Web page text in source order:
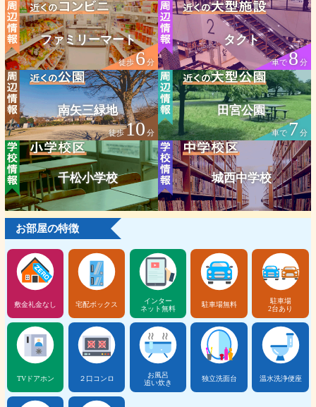
ファミリーマート
徒歩6分
タクト
車で8分
南矢三緑地
徒歩10 分
田宮公園
車で7分
千松小学校 城西中学校
お部屋の特徴
敷金礼金なし 宅配ボックス
インター
ネット無料
駐車場無料
駐車場
2台あり
TVドアホン ２口コンロ
お風呂
追い炊き
独立洗面台 温水洗浄便座